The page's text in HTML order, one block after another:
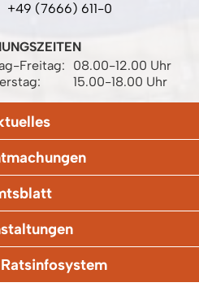
+49 (7666) 611-0
Freitag:
08.00-12.00 Uhr
15.00-18.00 Uhr